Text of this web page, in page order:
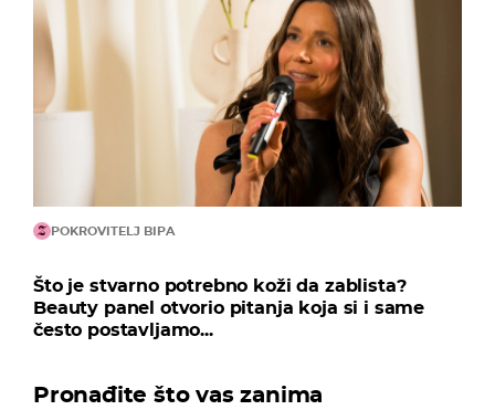
POKROVITELJ BIPA
Što je stvarno potrebno koži da zablista?
Beauty panel otvorio pitanja koja si i same
često postavljamo...
Pronađite što vas zanima